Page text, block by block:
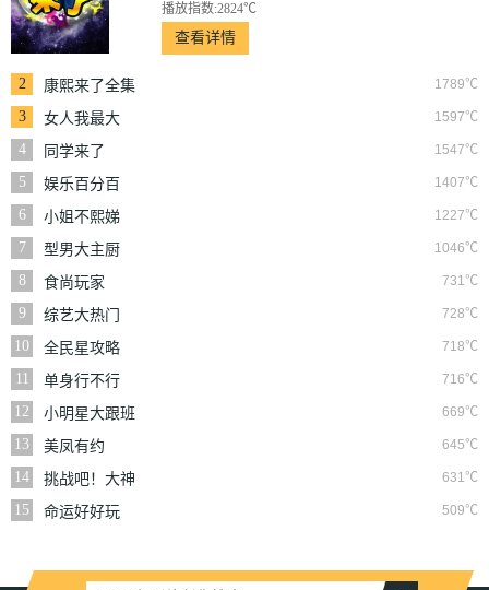
播放指数:2824℃
查看详情
2 1789℃
康熙来了全集
3
1597℃
女人我最大
4
1547℃
同学来了
5
1407℃
娱乐百分百
6
1227℃
小姐不熙娣
7
1046℃
型男大主厨
8
731℃
食尚玩家
9
728℃
综艺大热门
10
718℃
全民星攻略
11
716℃
单身行不行
12
669℃
小明星大跟班
13
645℃
美凤有约
14
631℃
挑战吧！大神
15
509℃
命运好好玩